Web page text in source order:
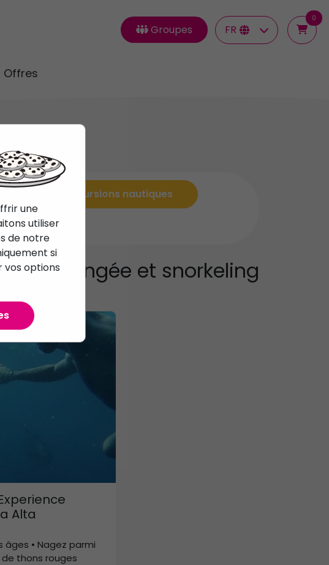
Groupes FR
0
Offres
Excursions nautiques
Plongée et snorkeling
Alta
âges • Nagez parmi
thons rouges
une
utiliser
de notre
si
vos options